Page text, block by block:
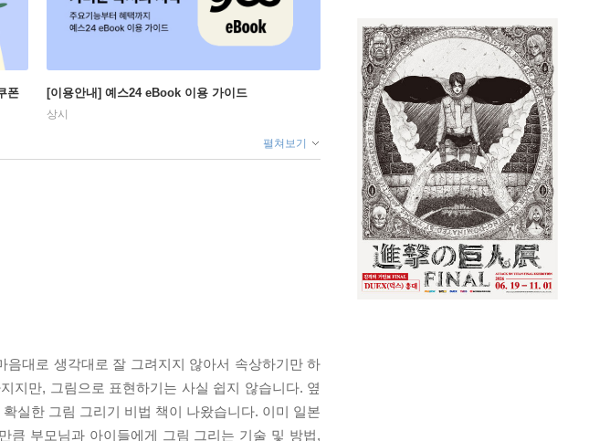
폰 [이용안내] 예스24 eBook 이용 가이드
상시
펼쳐보기
대로 생각대로 잘 그려지지 않아서 속상하기만 하
지만, 그림으로 표현하기는 사실 쉽지 않습니다. 옆
실한 그림 그리기 비법 책이 나왔습니다. 이미 일본
큼 부모님과 아이들에게 그림 그리는 기술 및 방법,